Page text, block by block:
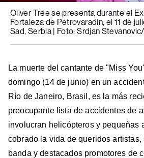
Oliver Tree se presenta durante el
Fortaleza de Petrovaradin, el 11 de
Sad, Serbia | Foto: Srdjan
La muerte del cantante de "Miss
domingo (14 de junio) en un
Río de Janeiro, Brasil, es la más
preocupante lista de accidentes de
involucran helicópteros y pequeñas
cobrado la vida de queridos
banda y destacados promotores de